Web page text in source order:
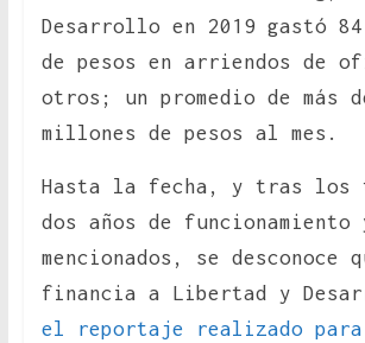
Desarrollo en 2019 gastó
de pesos en arriendos de
otros; un promedio de más
millones de pesos al mes.
Hasta la fecha, y tras los
dos años de funcionamiento
mencionados, se desconoce
financia a Libertad y
el reportaje realizado